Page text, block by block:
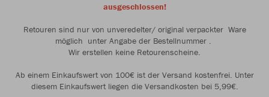
ausgeschlossen!
Retouren sind nur von unveredelter/ original verpackter Ware
möglich unter Angabe der Bestellnummer .
Wir erstellen keine Retourenscheine.
Ab einem Einkaufswert von 100€ ist der Versand kostenfrei. Unter
diesem Einkaufswert liegen die Versandkosten bei 5,99€.